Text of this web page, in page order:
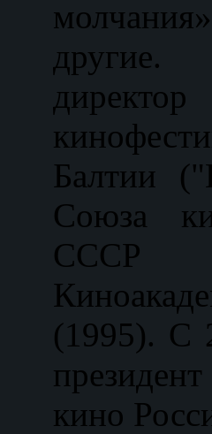
Балтии
Союза
(1995). С
кино